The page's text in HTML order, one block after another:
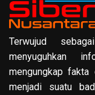
Terwujud
menyuguhkan
mengungkap
menjadi suatu